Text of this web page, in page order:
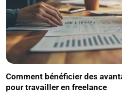
Comment bénéficier des
pour travailler en freelance